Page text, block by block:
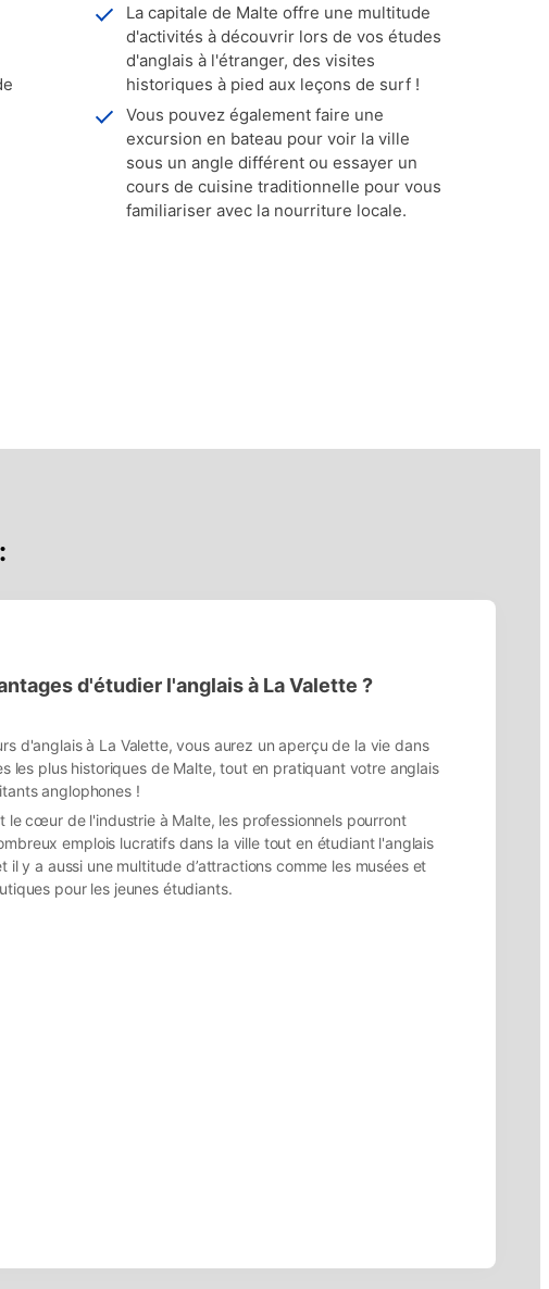
La capitale de Malte offre une multitude
d'activités à découvrir lors de vos études
d'anglais à l'étranger, des visites
historiques à pied aux leçons de surf !
Vous pouvez également faire une
excursion en bateau pour voir la ville
sous un angle différent ou essayer un
cours de cuisine traditionnelle pour vous
familiariser avec la nourriture locale.
d'étudier l'anglais à La Valette ?
d'anglais à La Valette, vous aurez un aperçu de la vie dans
les plus historiques de Malte, tout en pratiquant votre anglais
anglophones !
le cœur de l'industrie à Malte, les professionnels pourront
emplois lucratifs dans la ville tout en étudiant l'anglais
il y a aussi une multitude d’attractions comme les musées et
pour les jeunes étudiants.